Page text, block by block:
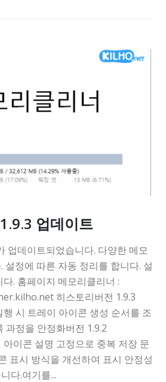
업데이트
업데이트되었습니다. 다양한 메모
설정에 따른 자동 정리를 합니다. 설
. 홈페이지 메모리클리너 :
히스토리버전 1.9.3
시 트레이 아이콘 생성 순서를 조
과정을 안정화버전 1.9.2
이콘 설명 고정으로 중복 저장 문
표시 방식을 개선하여 표시 안정성
다.여기를...